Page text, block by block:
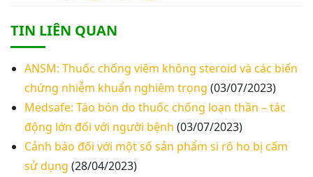
TIN LIÊN QUAN
ANSM: Thuốc chống viêm không steroid và các biến
chứng nhiễm khuẩn nghiêm trọng (03/07/2023)
Medsafe: Táo bón do thuốc chống loạn thần – tác
động lớn đối với người bệnh (03/07/2023)
Cảnh báo đối với một số sản phẩm si rô ho bị cấm
sử dụng (28/04/2023)